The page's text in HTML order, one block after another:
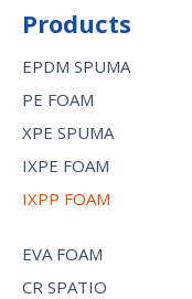
Products
EPDM SPUMA
PE FOAM
XPE SPUMA
IXPE FOAM
IXPP FOAM
EVA FOAM
CR SPATIO